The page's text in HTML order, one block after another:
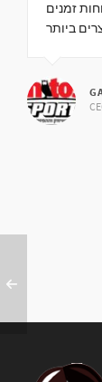
זמנים
ביותר